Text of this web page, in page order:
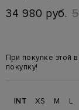
34 980 руб.
При покупке этой
покупку!
INT XS M L